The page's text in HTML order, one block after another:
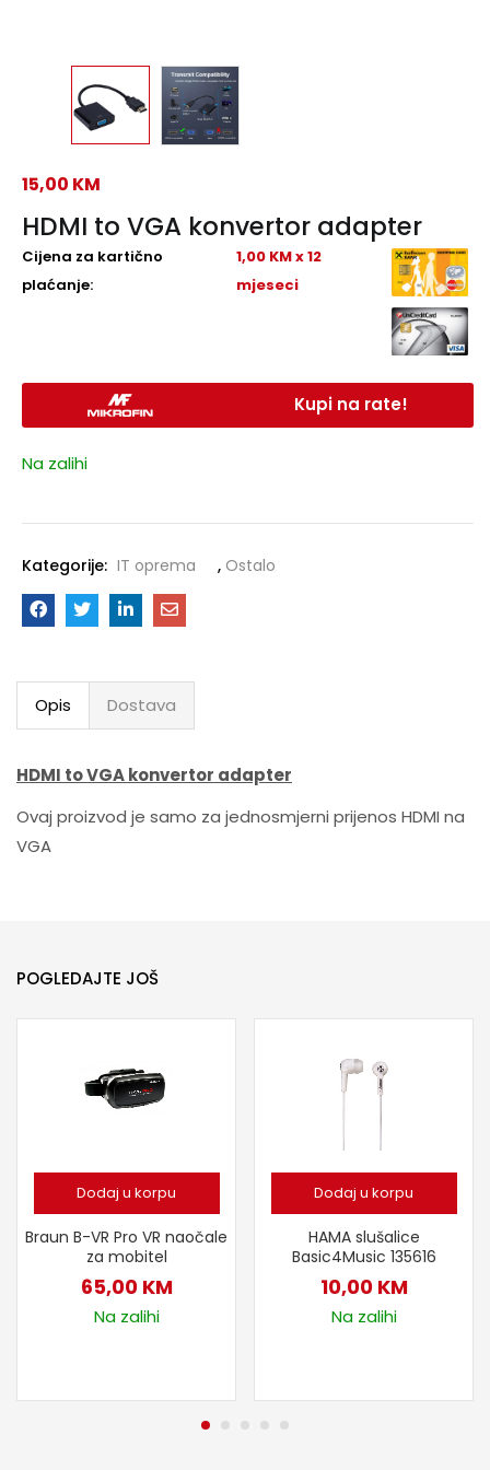
HDMI to VGA konvertor adapter
15,00 KM
Cijena za kartično
plaćanje:
1,00 KM x 12
mjeseci
Kupi na rate!
Na zalihi
Kategorije: IT oprema , Ostalo
Opis Dostava
HDMI to VGA konvertor adapter
Ovaj proizvod je samo za jednosmjerni prijenos HDMI na
VGA
POGLEDAJTE JOŠ
Dodaj u korpu
Braun B-VR Pro VR naočale
za mobitel
65,00 KM
Na zalihi
Dodaj u korpu
HAMA slušalice
Basic4Music 135616
10,00 KM
Na zalihi